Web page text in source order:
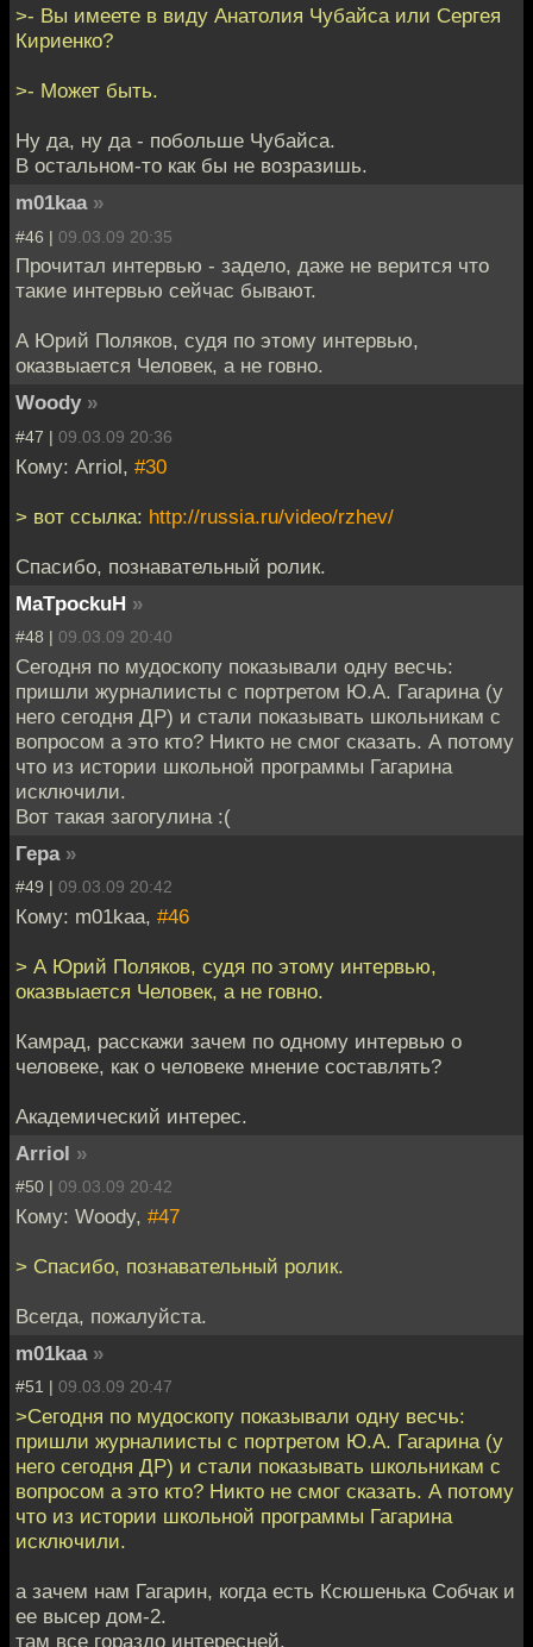
>- Вы имеете в виду Анатолия Чубайса или Сергея
Кириенко?
>- Может быть.
Ну да, ну да - побольше Чубайса.
В остальном-то как бы не возразишь.
m01kaa »
#46 | 09.03.09 20:35
Прочитал интервью - задело, даже не верится что
такие интервью сейчас бывают.
А Юрий Поляков, судя по этому интервью,
оказвыается Человек, а не говно.
Woody »
#47 | 09.03.09 20:36
Кому: Arriol, #30
> вот ссылка: http://russia.ru/video/rzhev/
Спасибо, познавательный ролик.
MaTpockuH »
#48 | 09.03.09 20:40
Сегодня по мудоскопу показывали одну весчь:
пришли журналиисты с портретом Ю.А. Гагарина (у
него сегодня ДР) и стали показывать школьникам с
вопросом а это кто? Никто не смог сказать. А потому
что из истории школьной программы Гагарина
исключили.
Вот такая загогулина :(
Гера »
#49 | 09.03.09 20:42
Кому: m01kaa, #46
> А Юрий Поляков, судя по этому интервью,
оказвыается Человек, а не говно.
Камрад, расскажи зачем по одному интервью о
человеке, как о человеке мнение составлять?
Академический интерес.
Arriol »
#50 | 09.03.09 20:42
Кому: Woody, #47
> Спасибо, познавательный ролик.
Всегда, пожалуйста.
m01kaa »
#51 | 09.03.09 20:47
>Сегодня по мудоскопу показывали одну весчь:
пришли журналиисты с портретом Ю.А. Гагарина (у
него сегодня ДР) и стали показывать школьникам с
вопросом а это кто? Никто не смог сказать. А потому
что из истории школьной программы Гагарина
исключили.
а зачем нам Гагарин, когда есть Ксюшенька Собчак и
ее высер дом-2.
там все гораздо интересней.